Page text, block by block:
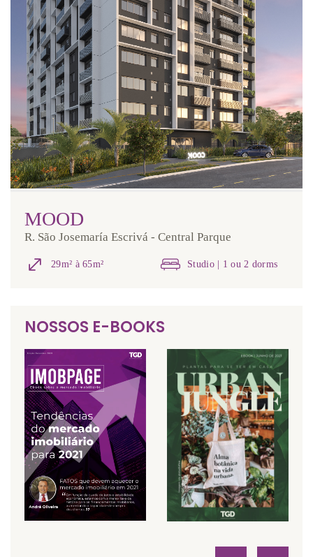
MOOD
R. São Josemaría Escrivá - Central Parque
29m² à 65m² Studio | 1 ou 2 dorms
NOSSOS E-BOOKS